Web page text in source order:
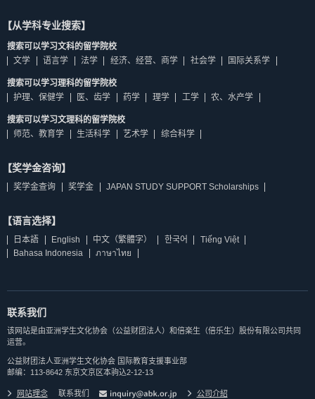
【从学科专业搜索】
搜索可以学习文科的留学院校
文学
语言学 法学 经济、经营、商学 社会学 国际关系学
搜索可以学习理科的留学院校
护理、保健学
医、齿学 药学 理学 工学 农、水产学
搜索可以学习文理科的留学院校
师范、教育学
生活科学 艺术学 综合科学
【奖学金咨询】
奖学金查询 奖学金 JAPAN STUDY SUPPORT Scholarships
【语言选择】
日本語 English 中文（繁體字） 한국어
Tiếng Việt
Bahasa Indonesia
ภาษาไทย
联系我们
该网站是由亚洲学生文化协会（公益财团法人）和倍楽生（倍乐生）股份有限公司共同
运营。
公益财团法人亚洲学生文化协会 国际教育支援事业部
邮编：113-8642 东京文京区本驹込2-12-13
网站理念 联系我们 公司介紹